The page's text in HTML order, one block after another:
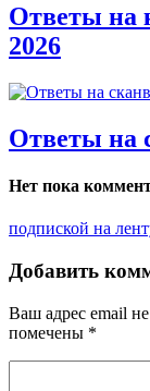
Ответы на
2026
Ответы на
Нет пока
подпиской на
Добавить
Ваш адрес email
помечены *